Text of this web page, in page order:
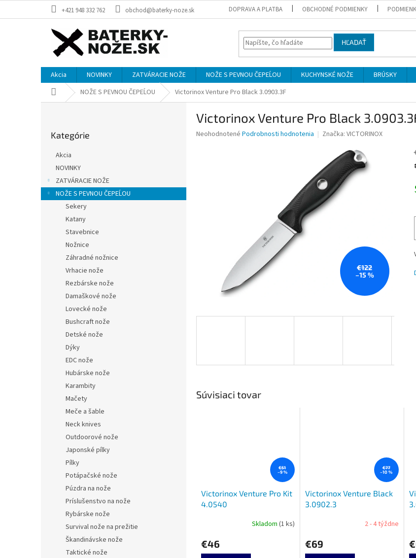
+421 948 332 762 obchod@baterky-noze.sk DOPRAVA A PLATBA OBCHODNÉ PODMIENKY
HĽADAŤ
Akcia NOVINKY ZATVÁRACIE NOŽE NOŽE S PEVNOU ČEPEĹOU KUCHYNSKÉ NOŽE BRÚSKY
DomovNOŽE S PEVNOU ČEPEĹOU Victorinox Venture Pro Black 3.0903.3F
kategórie
Kategórie
Akcia
NOVINKY
ZATVÁRACIE NOŽE
NOŽE S PEVNOU ČEPEĹOU
Sekery
Katany
Stavebnice
Nožnice
Záhradné nožnice
Vrhacie nože
Rezbárske nože
Damaškové nože
Lovecké nože
Bushcraft nože
Detské nože
Dýky
EDC nože
Hubárske nože
Karambity
Mačety
Meče a šable
Neck knives
Outdoorové nože
Japonské pílky
Pílky
Potápačské nože
Púzdra na nože
Príslušenstvo na nože
Rybárske nože
Survival nože na prežitie
Škandinávske nože
Taktické nože
Victorinox Venture Pro Black
Priemerné
Neohodnotené Podrobnosti hodnotenia Značka: VICTORINOX
€122
–15 %
Súvisiaci tovar
€51
–9 %
Victorinox Venture Pro Kit
4.0540
Skladom (1 ks)
€46
€77
–10 %
Victorinox Venture Black
3.0902.3
2 - 4 týždne
€69